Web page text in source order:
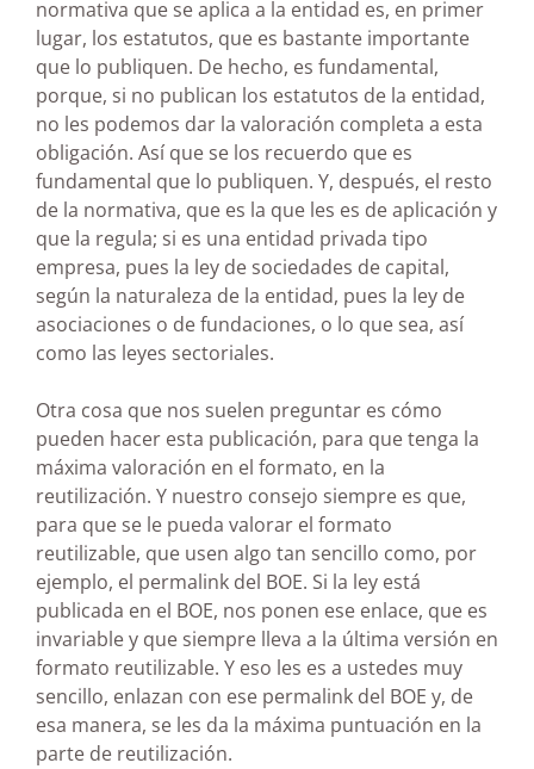
normativa que se aplica a la entidad es, en primer
lugar, los estatutos, que es bastante importante
que lo publiquen. De hecho, es fundamental,
porque, si no publican los estatutos de la entidad,
no les podemos dar la valoración completa a esta
obligación. Así que se los recuerdo que es
fundamental que lo publiquen. Y, después, el resto
de la normativa, que es la que les es de aplicación y
que la regula; si es una entidad privada tipo
empresa, pues la ley de sociedades de capital,
según la naturaleza de la entidad, pues la ley de
asociaciones o de fundaciones, o lo que sea, así
como las leyes sectoriales.
Otra cosa que nos suelen preguntar es cómo
pueden hacer esta publicación, para que tenga la
máxima valoración en el formato, en la
reutilización. Y nuestro consejo siempre es que,
para que se le pueda valorar el formato
reutilizable, que usen algo tan sencillo como, por
ejemplo, el permalink del BOE. Si la ley está
publicada en el BOE, nos ponen ese enlace, que es
invariable y que siempre lleva a la última versión en
formato reutilizable. Y eso les es a ustedes muy
sencillo, enlazan con ese permalink del BOE y, de
esa manera, se les da la máxima puntuación en la
parte de reutilización.